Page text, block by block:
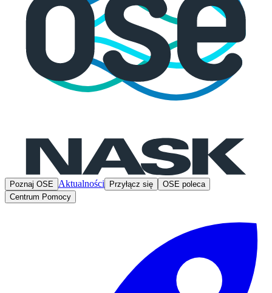
Poznaj OSE Aktualności Przyłącz się
OSE poleca
Centrum Pomocy